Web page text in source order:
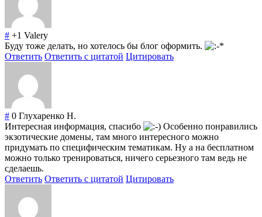
# +1 Valery
Буду тоже делать, но хотелось бы блог оформить.
Ответить Ответить с цитатой Цитировать
# 0 Глухаренко Н.
Интересная информация, спасибо
Особенно понравились
экзотические домены, там много интересного можно
придумать по специфическим тематикам. Ну а на бесплатном
можно только тренироваться, ничего серьезного там ведь не
сделаешь.
Ответить Ответить с цитатой Цитировать